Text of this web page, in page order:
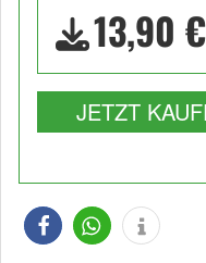
13,90 €
JETZT